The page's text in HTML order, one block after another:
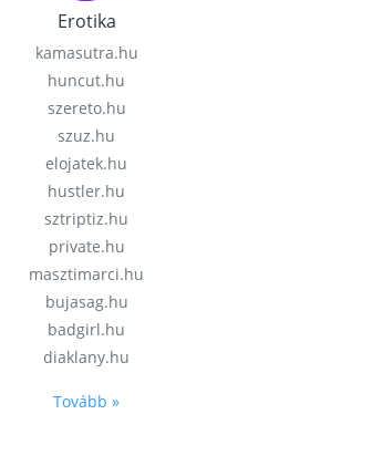
Erotika
kamasutra.hu
huncut.hu
szereto.hu
szuz.hu
elojatek.hu
hustler.hu
sztriptiz.hu
private.hu
masztimarci.hu
bujasag.hu
badgirl.hu
diaklany.hu
Tovább »